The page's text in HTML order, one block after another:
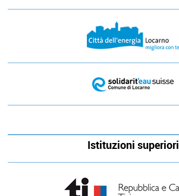
Istituzioni superiori